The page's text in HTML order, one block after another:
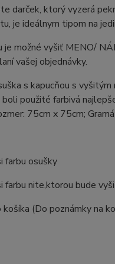
darček, ktorý vyzerá
je ideálnym tipom na
je možné vyšiť MENO/
vašej objednávky.
s kapucňou s
boli použité farbivá
75cm x 75cm;
farbu osušky
farbu nite,ktorou bude
košíka (Do poznámky na